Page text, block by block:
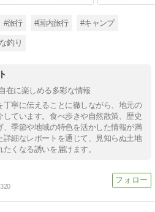
#旅行 #国内旅行 #キャンプ
釣り
在に楽しめる多彩な情報
寧に伝えることに徹しながら、地元の
ています。食べ歩きや自然散策、歴史
季節や地域の特色を活かした情報が満
細なレポートを通じて、見知らぬ土地
くなる誘いを届けます。
320